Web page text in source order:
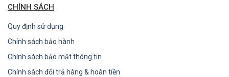
CHÍNH SÁCH
Quy định sử dụng
Chính sách bảo hành
Chính sách bảo mật thông tin
Chính sách đổi trả hàng & hoàn tiền